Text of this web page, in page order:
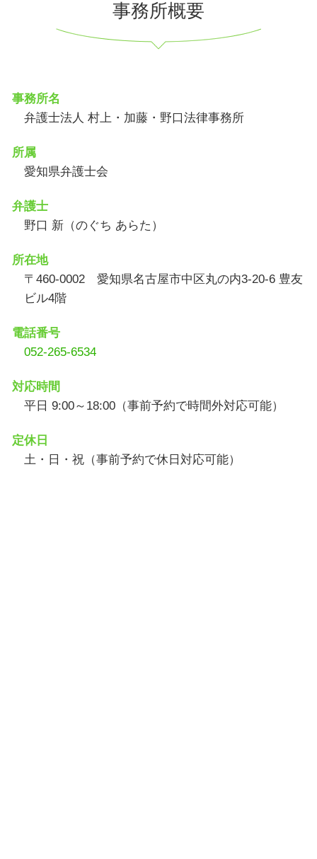
事務所概要
事務所名
弁護士法人 村上・加藤・野口法律事務所
所属
愛知県弁護士会
弁護士
野口 新（のぐち あらた）
所在地
〒460-0002 愛知県名古屋市中区丸の内3-20-6 豊友
ビル4階
電話番号
052-265-6534
対応時間
平日 9:00～18:00（事前予約で時間外対応可能）
定休日
土・日・祝（事前予約で休日対応可能）